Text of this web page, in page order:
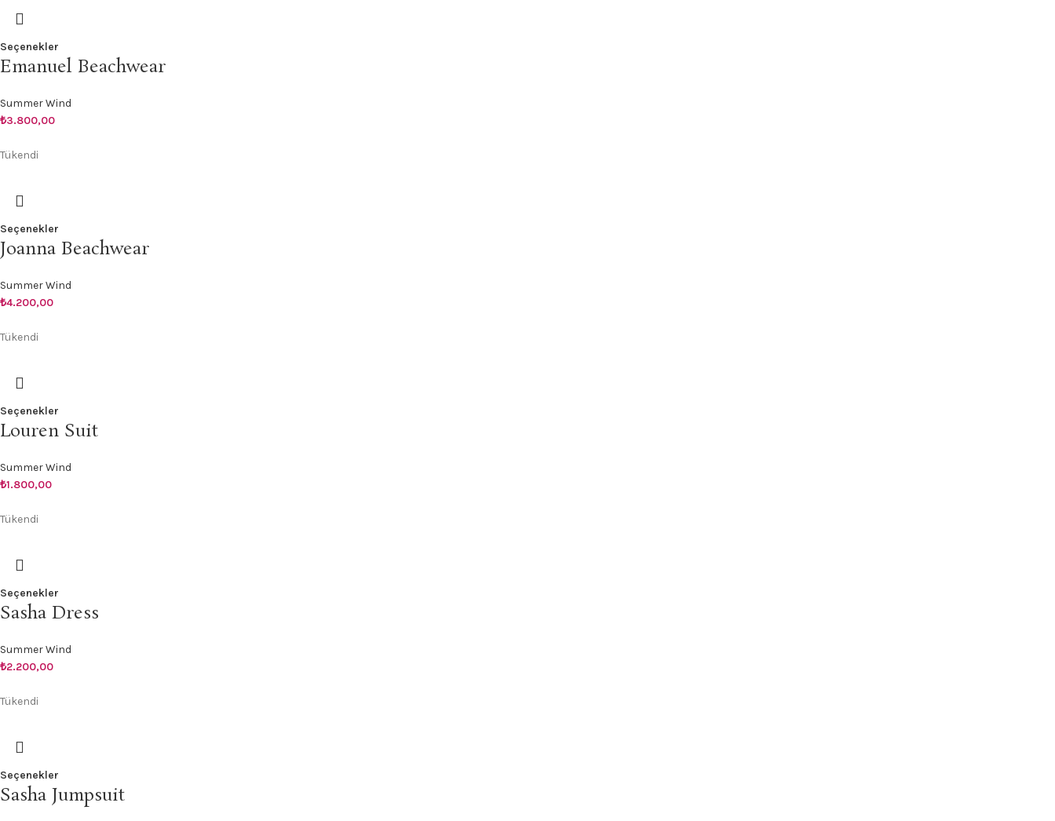
Seçenekler
Emanuel Beachwear
Summer Wind
₺3.800,00
Tükendi
Seçenekler
Joanna Beachwear
Summer Wind
₺4.200,00
Tükendi
Seçenekler
Louren Suit
Summer Wind
₺1.800,00
Tükendi
Seçenekler
Sasha Dress
Summer Wind
₺2.200,00
Tükendi
Seçenekler
Sasha Jumpsuit